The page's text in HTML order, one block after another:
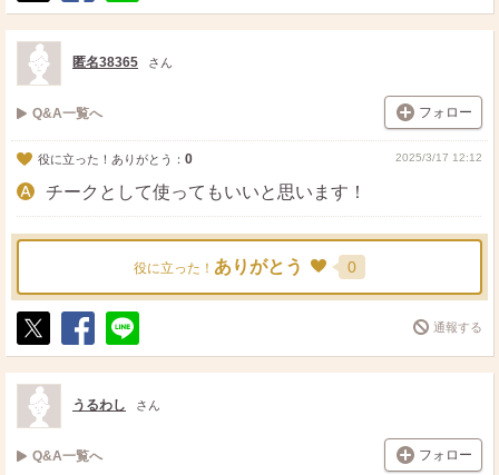
ポ
ス
ト
シ
ェ
送
る
匿名38365 さん
Q&A一覧へ フォロー
役に立った！ありがとう： 0 2025/3/17 12:12
チークとして使ってもいいと思います！
役に立った！ ありがとう 0
ポ
ス
ト
シ
ェ
送
る
通報する
うるわし さん
Q&A一覧へ フォロー